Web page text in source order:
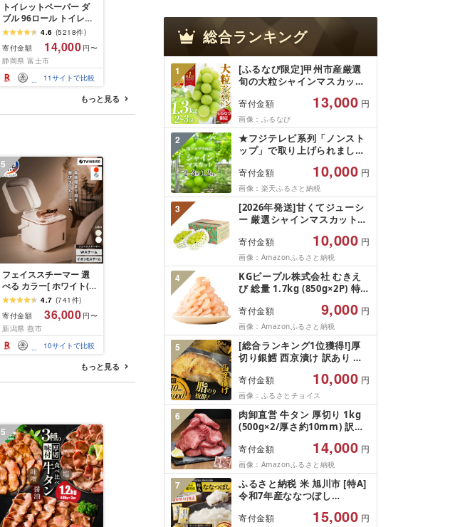
トイレットペーパー ダ
ブル 96ロール トイレッ
ト[sf002-122]
4.6 (5218件)
寄付金額
14,000 円〜
静岡県 富士市
11サイトで比較
もっと見る
5
フェイススチーマー 選
べる カラー[ ホワイト(マ
ットホワイト) (ESH-
2787W) / パールホワイ
ト(SH-2787PW) フェイ
ス スチーマー ダブルス
チーム イオン ミラー 取
手 付き コンパクト シン
プル スキンケア 肌ケア
4.7 (741 件)
寄付金額
36,000 円〜
新潟県 燕市
10サイトで比較
もっと見る
5
総合ランキング
1
[ふるなび限定]甲州市産厳選
旬の大粒シャインマスカット
(MG)B12-472 FN-Limited-
VO シャインマスカット フル
ーツ
寄付金額 13,000 円
画像：ふるなび
2
★フジテレビ系列「ノンスト
ップ」で取り上げられました!
ルプス市産シャインマスカッ
ト1.2kg以上(2〜3房)ふるさと
納税 おすすめ 山梨県 南アル
プス市 送料無料 AL
寄付金額 10,000 円
画像：楽天ふるさと納税
3
[2026年発送]甘くてジューシ
ー 厳選シャインマスカット
日)から10月下旬までの発送)
フルーツ ぶどう 果物 山梨県
産 2026 旬 大粒 高級 ブドウ
葡萄 富士吉田市
寄付金額 10,000 円
画像：Amazonふるさと納税
4
KGピープル株式会社 むきえ
び 総量 1.7kg (850g×2P) 特大
凍結 下処理不要 サイズ不揃い
訳あり
寄付金額 9,000 円
画像：Amazonふるさと納税
5
[総合ランキング1位獲得!]厚
切り銀鱈 西京漬け 訳あり 銀
100g × 10切) 西京味噌 西京み
そ 味噌漬け みそ 味噌 鮮魚 魚
介 銀だら 銀ダラ ギンダラ ぎ
んだら 鱈 タラ 魚 西京焼き 西
京漬 西京やき 冷凍 厳選 鮮魚
漬け魚 漬魚 新鮮 小分け 人気
返礼品 おかず おつまみ お酒
のあて 家計応援 10000円 魚
喜 神奈川 湘南 藤沢
寄付金額 10,000 円
画像：ふるさとチョイス
6
肉卸直営 牛タン 厚切り 1kg
(500g×2/厚さ約10mm) 訳あ
ライス 業務用 バーベキュー
BBQ おつまみ ギフト お祝い
お中元 夏ギフト
寄付金額 14,000 円
画像：Amazonふるさと納税
7
ふるさと納税 米 旭川市 [特A]
令和7年産ななつぼし
お米[さとふる限定]_05957
寄付金額 15,000 円